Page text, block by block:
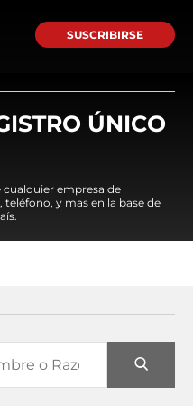
SUSCRIBIRSE
ÚNICO
cualquier empresa de
y mas en la base de